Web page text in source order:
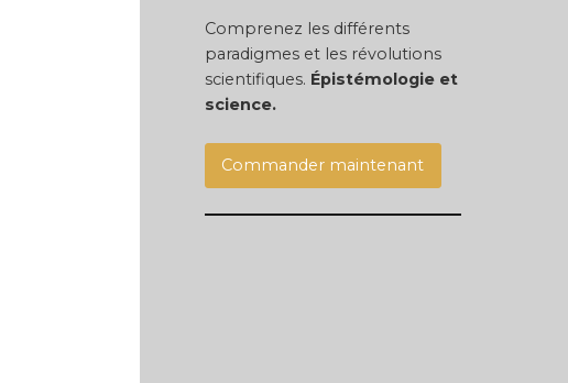
Comprenez les différents
paradigmes et les révolutions
scientifiques. Épistémologie et
science.
Commander maintenant